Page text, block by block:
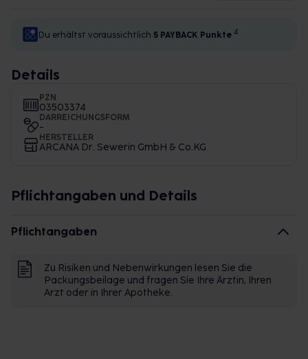
Du erhältst voraussichtlich 5 PAYBACK Punkte 4
Details
PZN
03503374
DARREICHUNGSFORM
-
HERSTELLER
ARCANA Dr. Sewerin GmbH & Co.KG
Pflichtangaben und Details
Pflichtangaben
Zu Risiken und Nebenwirkungen lesen Sie die
Packungsbeilage und fragen Sie Ihre Ärztin, Ihren
Arzt oder in Ihrer Apotheke.